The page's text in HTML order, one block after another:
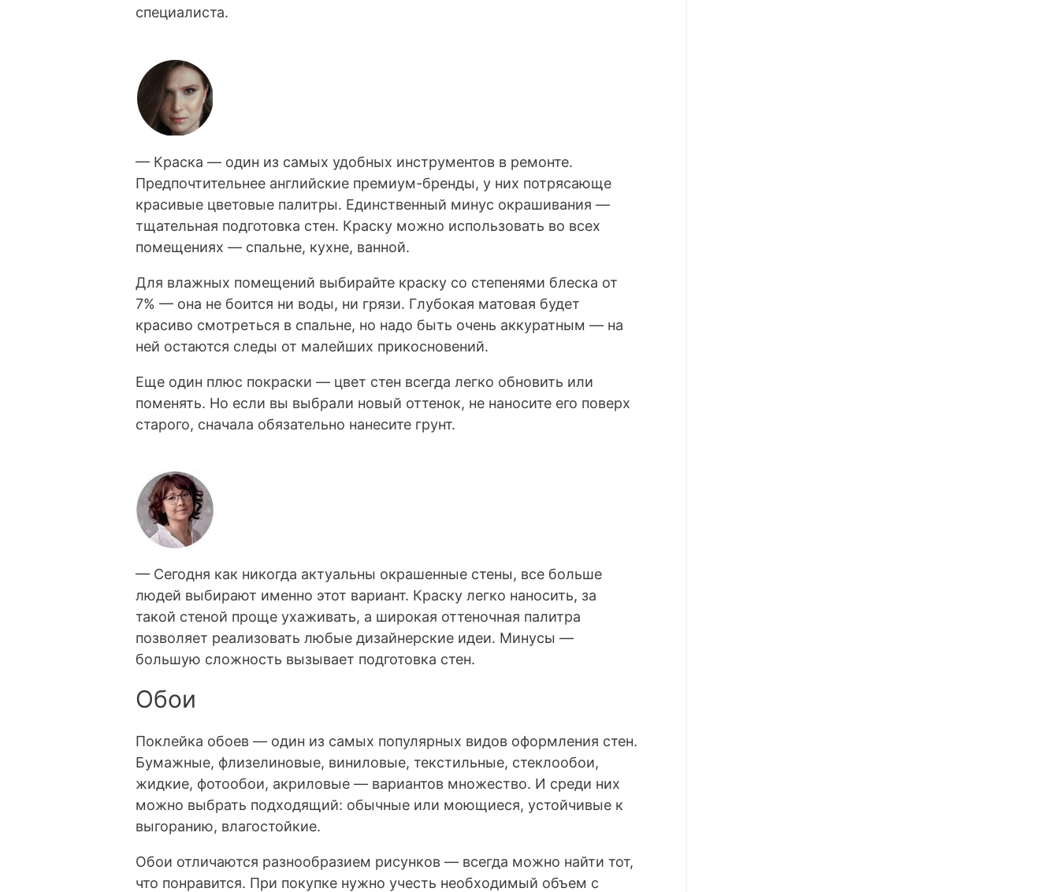
специалиста.
— Краска — один из самых удобных инструментов в ремонте.
Предпочтительнее английские премиум-бренды, у них потрясающе
красивые цветовые палитры. Единственный минус окрашивания —
тщательная подготовка стен. Краску можно использовать во всех
помещениях — спальне, кухне, ванной.
Для влажных помещений выбирайте краску со степенями блеска от
7% — она не боится ни воды, ни грязи. Глубокая матовая будет
красиво смотреться в спальне, но надо быть очень аккуратным — на
ней остаются следы от малейших прикосновений.
Еще один плюс покраски — цвет стен всегда легко обновить или
поменять. Но если вы выбрали новый оттенок, не наносите его поверх
старого, сначала обязательно нанесите грунт.
— Сегодня как никогда актуальны окрашенные стены, все больше
людей выбирают именно этот вариант. Краску легко наносить, за
такой стеной проще ухаживать, а широкая оттеночная палитра
позволяет реализовать любые дизайнерские идеи. Минусы —
большую сложность вызывает подготовка стен.
Обои
Поклейка обоев — один из самых популярных видов оформления стен.
Бумажные, флизелиновые, виниловые, текстильные, стеклообои,
жидкие, фотообои, акриловые — вариантов множество. И среди них
можно выбрать подходящий: обычные или моющиеся, устойчивые к
выгоранию, влагостойкие.
Обои отличаются разнообразием рисунков — всегда можно найти тот,
что понравится. При покупке нужно учесть необходимый объем с